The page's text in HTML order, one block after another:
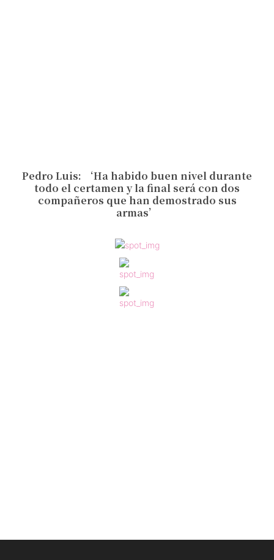
Pedro Luis: ‘Ha habido buen nivel durante
todo el certamen y la final será con dos
compañeros que han demostrado sus
armas’